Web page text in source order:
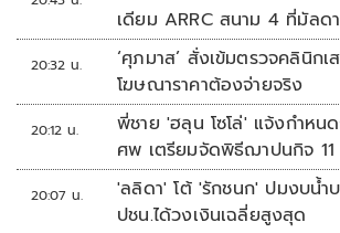
เดียม ARRC สนาม 4 ที่มัลด
20:32 น.
‘ศุภมาส’ สั่งเข้มตรวจคลินิกเ
โฆษณาราคาต้องจ่ายจริง
20:12 น.
พี่ชาย 'ฮลุน โซโล่' แจ้งกำหน
ศพ เตรียมจัดพิธีฌาปนกิจ 11
20:07 น.
'ลลิดา' โต้ 'รักชนก' ปมงบน้ำ
ปชน.ได้วงเงินเฉลี่ยสูงสุด